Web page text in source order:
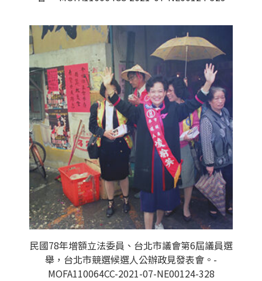
民國78年增額立法委員、台北市議會第6屆議員選
舉，台北市競選候選人公辦政見發表會。-
MOFA110064CC-2021-07-NE00124-328